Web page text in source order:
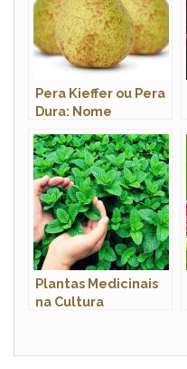
Pera Kieffer ou Pera
Dura: Nome
Benefícios e Fotos
Plantas Medicinais
na Cultura
Terapêuticas